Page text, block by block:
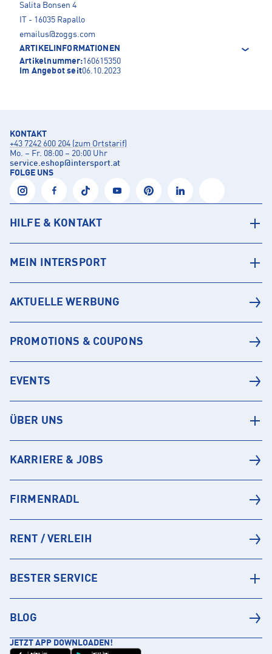
Salita Bonsen 4
IT - 16035 Rapallo
emailus@zoggs.com
ARTIKELINFORMATIONEN
Artikelnummer:160615350
Im Angebot seit06.10.2023
KONTAKT
+43 7242 600 204 (zum Ortstarif)
Mo. – Fr. 08:00 – 20:00 Uhr
service.eshop@intersport.at
FOLGE UNS
HILFE & KONTAKT
MEIN INTERSPORT
AKTUELLE WERBUNG
PROMOTIONS & COUPONS
EVENTS
ÜBER UNS
KARRIERE & JOBS
FIRMENRADL
RENT / VERLEIH
BESTER SERVICE
BLOG
JETZT APP DOWNLOADEN!